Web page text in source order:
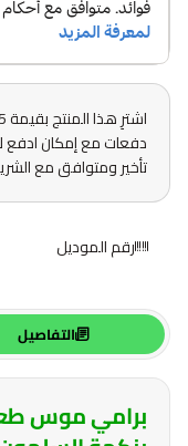
اشترِ هذا المنتج بقيمة 5.95
دفعات مع إمكان ادفع
تأخير ومتوافق مع
رقم الموديل
التفاصيل
برامي موس